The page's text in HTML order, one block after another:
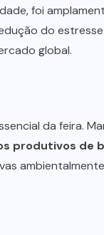
foi
do
global.
da feira.
produtivos de
de
e